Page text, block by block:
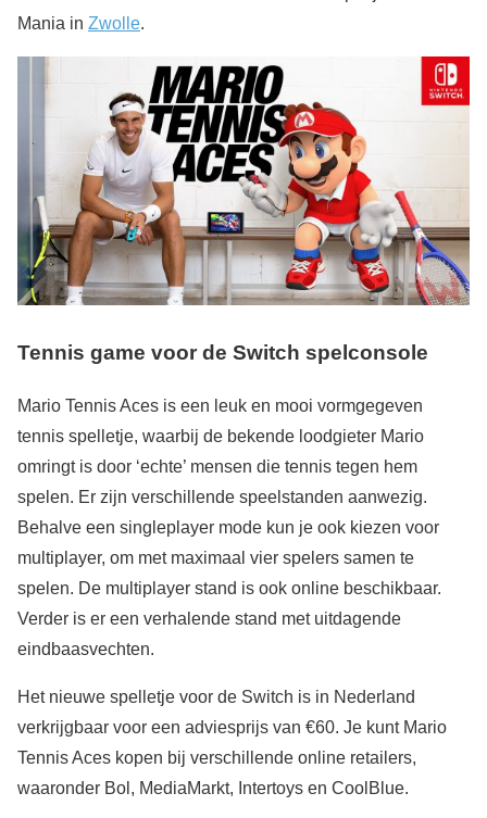
Mania in Zwolle.
Tennis game voor de Switch spelconsole
Mario Tennis Aces is een leuk en mooi vormgegeven
tennis spelletje, waarbij de bekende loodgieter Mario
omringt is door ‘echte’ mensen die tennis tegen hem
spelen. Er zijn verschillende speelstanden aanwezig.
Behalve een singleplayer mode kun je ook kiezen voor
multiplayer, om met maximaal vier spelers samen te
spelen. De multiplayer stand is ook online beschikbaar.
Verder is er een verhalende stand met uitdagende
eindbaasvechten.
Het nieuwe spelletje voor de Switch is in Nederland
verkrijgbaar voor een adviesprijs van €60. Je kunt Mario
Tennis Aces kopen bij verschillende online retailers,
waaronder Bol, MediaMarkt, Intertoys en CoolBlue.